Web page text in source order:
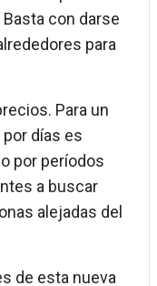
con darse
para
Para un
días es
por períodos
a buscar
alejadas del
de esta nueva